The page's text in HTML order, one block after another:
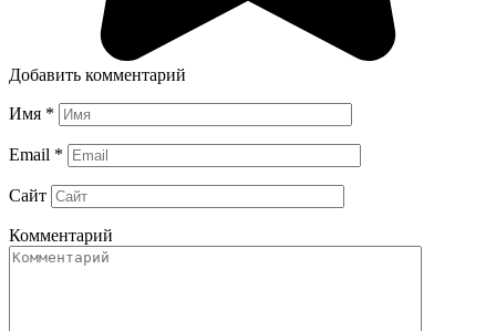
Добавить комментарий
Имя *
Email *
Сайт
Комментарий